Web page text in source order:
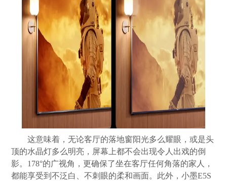
这意味着，无论客厅的落地窗阳光多么耀眼，或是头
顶的水晶灯多么明亮，屏幕上都不会出现令人出戏的倒
影。178°的广视角，更确保了坐在客厅任何角落的家人，
都能享受到不泛白、不刺眼的柔和画面。此外，小墨E5S